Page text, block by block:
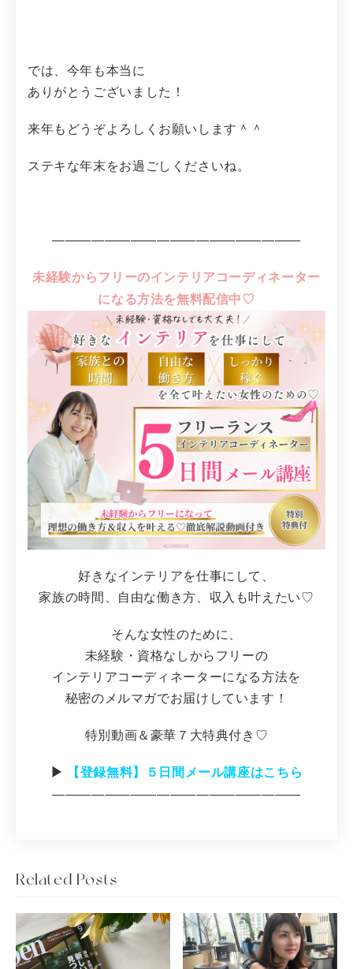
では、今年も本当に
ありがとうございました！
来年もどうぞよろしくお願いします＾＾
ステキな年末をお過ごしくださいね。
―――――――――――――――――――
未経験からフリーのインテリアコーディネーター
になる方法を無料配信中♡
好きなインテリアを仕事にして、
家族の時間、自由な働き方、収入も叶えたい♡
そんな女性のために、
未経験・資格なしからフリーの
インテリアコーディネーターになる方法を
秘密のメルマガでお届けしています！
特別動画＆豪華７大特典付き♡
▶︎
【登録無料】５日間メール講座はこちら
―――――――――――――――――――
Related Posts